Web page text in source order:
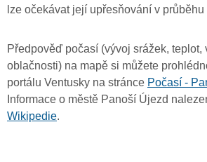
lze očekávat její upřesňování v
Předpověď počasí (vývoj srážek, teplot,
oblačnosti) na mapě si můžete
portálu Ventusky na stránce Počasí -
Informace o městě Panoší Újezd
Wikipedie.